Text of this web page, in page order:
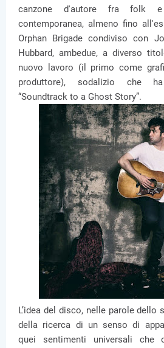
canzone d'autore fra folk e
contemporanea, almeno fino
Orphan Brigade condiviso con
Hubbard, ambedue, a diverso
nuovo lavoro (il primo come
produttore), sodalizio che
“Soundtrack to a Ghost Story”.
L’idea del disco, nelle parole dello
della ricerca di un senso di
quei sentimenti universali che